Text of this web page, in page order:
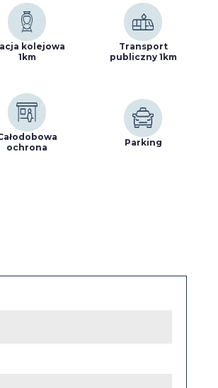
kolejowa
1km
Transport
publiczny 1km
ochrona
Parking